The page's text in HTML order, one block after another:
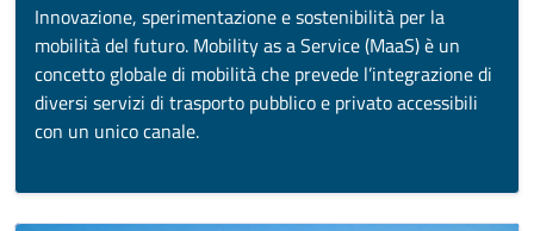
Innovazione, sperimentazione e sostenibilità per la
mobilità del futuro. Mobility as a Service (MaaS) è un
concetto globale di mobilità che prevede l’integrazione di
diversi servizi di trasporto pubblico e privato accessibili
con un unico canale.